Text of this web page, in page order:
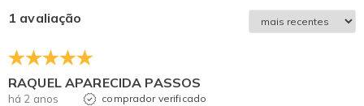
1 avaliação
RAQUEL APARECIDA PASSOS
há 2 anos comprador verificado